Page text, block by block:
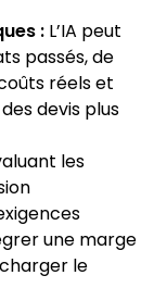
:L’IA peut
passés, de
réels et
devis plus
les
une marge
le